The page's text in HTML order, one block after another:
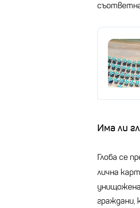
Има ли
Глоба се
лична
граждани,